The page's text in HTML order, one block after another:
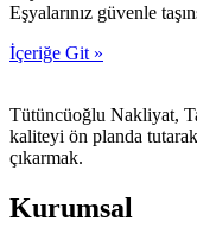
Eşyalarınız güvenle
İçeriğe Git »
Tütüncüoğlu Nakliyat,
kaliteyi ön planda
çıkarmak.
Kurumsal